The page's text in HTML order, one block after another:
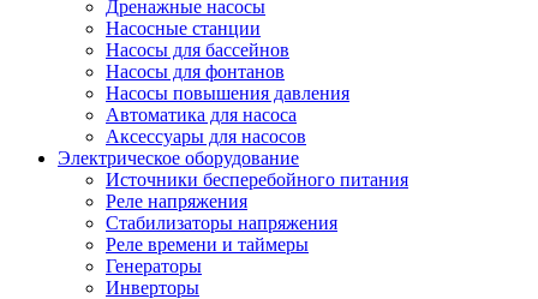
Дренажные насосы
Насосные станции
Насосы для бассейнов
Насосы для фонтанов
Насосы повышения давления
Автоматика для насоса
Аксессуары для насосов
Электрическое оборудование
Источники бесперебойного питания
Реле напряжения
Стабилизаторы напряжения
Реле времени и таймеры
Генераторы
Инверторы